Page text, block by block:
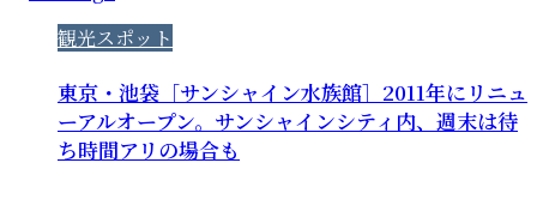
観光スポット
東京・池袋［サンシャイン水族館］2011年にリニュ
ーアルオープン。サンシャインシティ内、週末は待
ち時間アリの場合も